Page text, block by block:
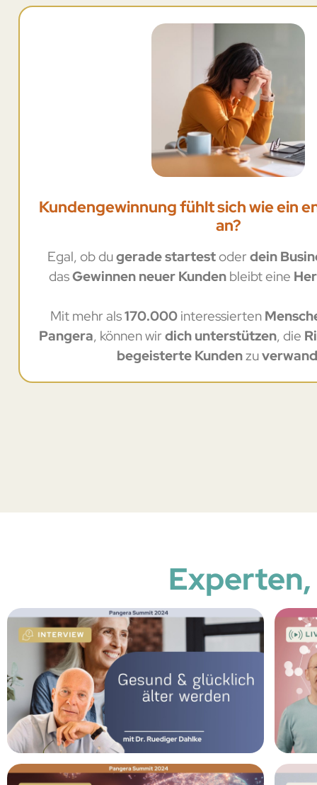
Kundengewinnung fühlt sich wie ein
an?
Egal, ob dugerade startestoderdein
dasGewinnen neuer Kundenbleibt eine
Mit mehr als170.000interessierten
Pangera, können wirdich unterstützen, die
begeisterte Kundenzu